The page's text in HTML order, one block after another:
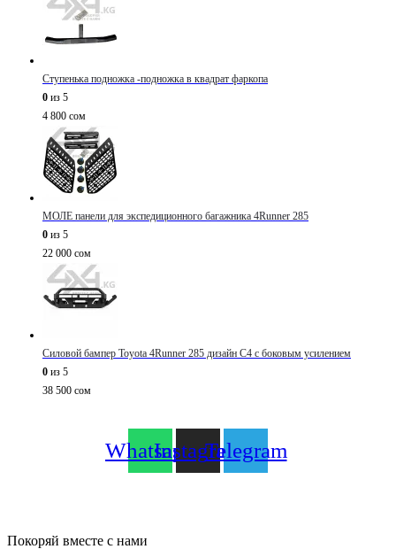
Ступенька подножка -подножка в квадрат фаркопа
0 из 5
4 800 сом
МОЛЕ панели для экспедиционного багажника 4Runner 285
0 из 5
22 000 сом
Силовой бампер Toyota 4Runner 285 дизайн C4 с боковым усилением
0 из 5
38 500 сом
WhatsappInstagramTelegram
Покоряй вместе с нами